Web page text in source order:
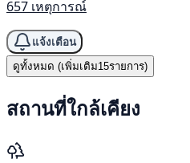
657 เหตุการณ์
แจ้งเตือน
ดูทั้งหมด (เพิ่มเติม15รายการ)
สถานที่ใกล้เคียง